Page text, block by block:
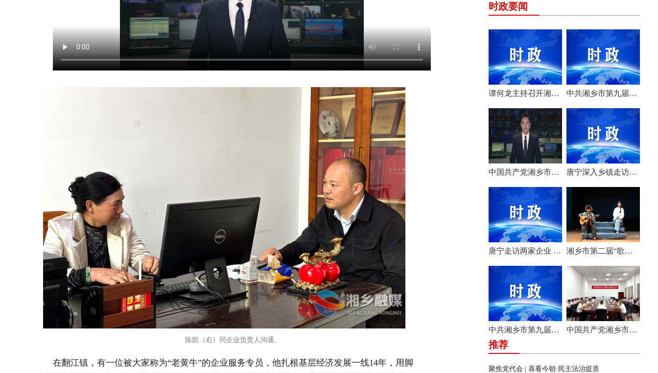
陈凯（右）同企业负责人沟通。
在翻江镇，有一位被大家称为“老黄牛”的企业服务专员，他扎根基层经济发展一线14年，用脚
时政要闻
谭何龙主持召开湘乡市第九届市委常委会（扩大）会议 中共湘乡市第九届委员会举行第一次全体会议 选举产生新一届市委常委班子
中国共产党湘乡市第九次代表大会胜利闭幕 唐宁深入乡镇走访调研
唐宁走访两家企业 问需问计促发展 湘乡市第二届“歌声飞扬·乐享湘乡”歌唱比赛圆满收官
中共湘乡市第九届纪律检查委员会举行第一次全体会议 中国共产党湘乡市第九次代表大会主席团举行第六次会议
推荐
聚焦党代会 | 喜看今朝·民主法治提质